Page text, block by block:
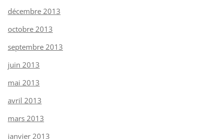
décembre 2013
octobre 2013
septembre 2013
juin 2013
mai 2013
avril 2013
mars 2013
janvier 2013